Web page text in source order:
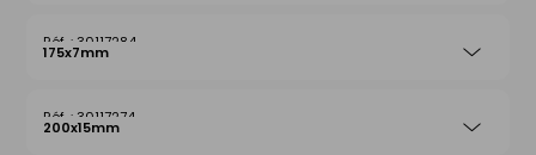
30117284
175x7mm
30117274
200x15mm